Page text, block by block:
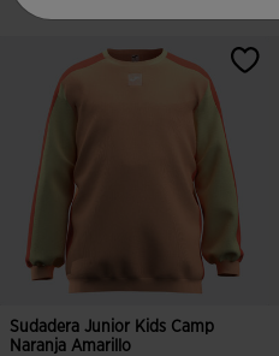
Sudadera Junior Kids Camp
Naranja Amarillo